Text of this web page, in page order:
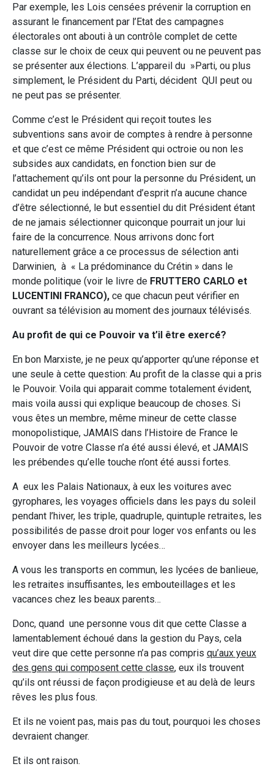
Par exemple, les Lois censées prévenir la corruption en
assurant le financement par l’Etat des campagnes
électorales ont abouti à un contrôle complet de cette
classe sur le choix de ceux qui peuvent ou ne peuvent pas
se présenter aux élections. L’appareil du »Parti, ou plus
simplement, le Président du Parti, décident QUI peut ou
ne peut pas se présenter.
Comme c’est le Président qui reçoit toutes les
subventions sans avoir de comptes à rendre à personne
et que c’est ce même Président qui octroie ou non les
subsides aux candidats, en fonction bien sur de
l’attachement qu’ils ont pour la personne du Président, un
candidat un peu indépendant d’esprit n’a aucune chance
d’être sélectionné, le but essentiel du dit Président étant
de ne jamais sélectionner quiconque pourrait un jour lui
faire de la concurrence. Nous arrivons donc fort
naturellement grâce a ce processus de sélection anti
Darwinien, à « La prédominance du Crétin » dans le
monde politique (voir le livre de FRUTTERO CARLO et
LUCENTINI FRANCO), ce que chacun peut vérifier en
ouvrant sa télévision au moment des journaux télévisés.
Au profit de qui ce Pouvoir va t’il être exercé?
En bon Marxiste, je ne peux qu’apporter qu’une réponse et
une seule à cette question: Au profit de la classe qui a pris
le Pouvoir. Voila qui apparait comme totalement évident,
mais voila aussi qui explique beaucoup de choses. Si
vous êtes un membre, même mineur de cette classe
monopolistique, JAMAIS dans l’Histoire de France le
Pouvoir de votre Classe n’a été aussi élevé, et JAMAIS
les prébendes qu’elle touche n’ont été aussi fortes.
A eux les Palais Nationaux, à eux les voitures avec
gyrophares, les voyages officiels dans les pays du soleil
pendant l’hiver, les triple, quadruple, quintuple retraites, les
possibilités de passe droit pour loger vos enfants ou les
envoyer dans les meilleurs lycées…
A vous les transports en commun, les lycées de banlieue,
les retraites insuffisantes, les embouteillages et les
vacances chez les beaux parents…
Donc, quand une personne vous dit que cette Classe a
lamentablement échoué dans la gestion du Pays, cela
veut dire que cette personne n’a pas compris qu’aux yeux
des gens qui composent cette classe, eux ils trouvent
qu’ils ont réussi de façon prodigieuse et au delà de leurs
rêves les plus fous.
Et ils ne voient pas, mais pas du tout, pourquoi les choses
devraient changer.
Et ils ont raison.